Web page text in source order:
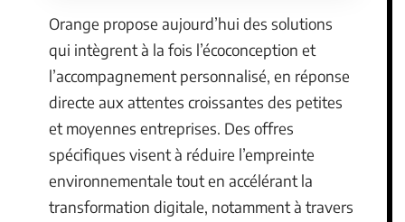
Orange propose aujourd’hui des solutions
qui intègrent à la fois l’écoconception et
l’accompagnement personnalisé, en réponse
directe aux attentes croissantes des petites
et moyennes entreprises. Des offres
spécifiques visent à réduire l’empreinte
environnementale tout en accélérant la
transformation digitale, notamment à travers